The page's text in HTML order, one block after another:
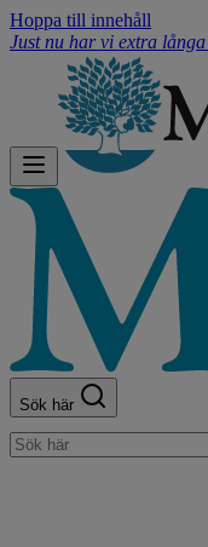
Hoppa till innehåll
Just nu har vi extra
Sök här